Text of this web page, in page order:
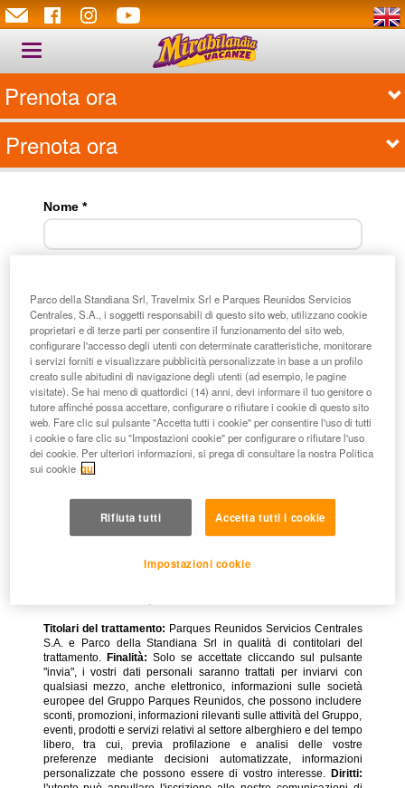
Toggle
navigation
Prenota ora
Prenota ora
Parco della Standiana Srl, Travelmix Srl e Parques Reunidos Servicios
Centrales, S.A., i soggetti responsabili di questo sito web, utilizzano cookie
proprietari e di terze parti per consentire il funzionamento del sito web,
configurare l'accesso degli utenti con determinate caratteristiche, monitorare
i servizi forniti e visualizzare pubblicità personalizzate in base a un profilo
creato sulle abitudini di navigazione degli utenti (ad esempio, le pagine
visitate). Se hai meno di quattordici (14) anni, devi informare il tuo genitore o
tutore affinché possa accettare, configurare o rifiutare i cookie di questo sito
web. Fare clic sul pulsante "Accetta tutti i cookie" per consentire l'uso di tutti
i cookie o fare clic su "Impostazioni cookie" per configurare o rifiutare l'uso
dei cookie. Per ulteriori informazioni, si prega di consultare la nostra Politica
sui cookie qui
Rifiuta tutti Accetta tutti i cookie
Impostazioni cookie